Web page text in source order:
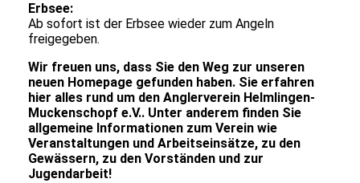
Erbsee:
Ab sofort ist der Erbsee wieder zum Angeln
freigegeben.
Wir freuen uns, dass Sie den Weg zur unseren
neuen Homepage gefunden haben. Sie erfahren
hier alles rund um den Anglerverein Helmlingen-
Muckenschopf e.V.. Unter anderem finden Sie
allgemeine Informationen zum Verein wie
Veranstaltungen und Arbeitseinsätze, zu den
Gewässern, zu den Vorständen und zur
Jugendarbeit!